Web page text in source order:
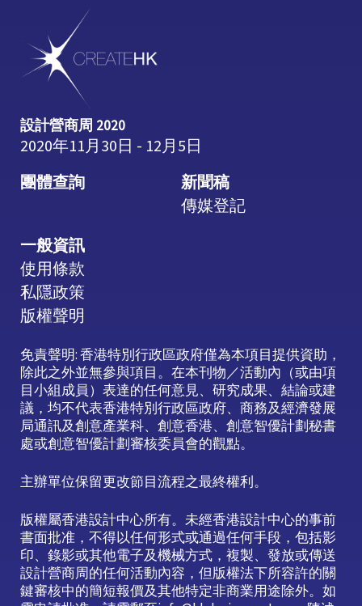
設計營商周 2020
2020年11月30日 - 12月5日
團體查詢
新聞稿
傳媒登記
一般資訊
使用條款
私隱政策
版權聲明
免責聲明: 香港特別行政區政府僅為本項目提供資助，
除此之外並無參與項目。在本刊物／活動內（或由項
目小組成員）表達的任何意見、研究成果、結論或建
議，均不代表香港特別行政區政府、商務及經濟發展
局通訊及創意產業科、創意香港、創意智優計劃秘書
處或創意智優計劃審核委員會的觀點。
主辦單位保留更改節目流程之最終權利。
版權屬香港設計中心所有。未經香港設計中心的事前
書面批准，不得以任何形式或通過任何手段，包括影
印、錄影或其他電子及機械方式，複製、發放或傳送
設計營商周的任何活動內容，但版權法下所容許的關
鍵審核中的簡短報價及其他特定非商業用途除外。如